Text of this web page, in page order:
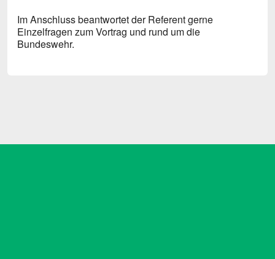
Im Anschluss beantwortet der Referent gerne
Einzelfragen zum Vortrag und rund um die
Bundeswehr.